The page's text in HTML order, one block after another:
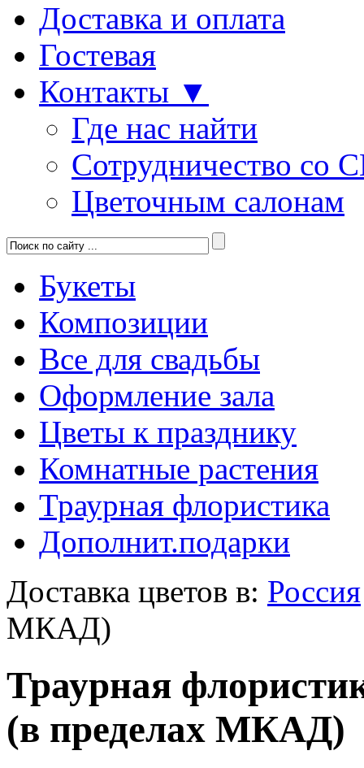
Доставка и оплата
Гостевая
Контакты ▼
Где нас найти
Сотрудничество со
Цветочным салонам
Букеты
Композиции
Все для свадьбы
Оформление зала
Цветы к празднику
Комнатные растения
Траурная флористика
Дополнит.подарки
Доставка цветов в: Россия
МКАД)
Траурная
(в пределах МКАД)